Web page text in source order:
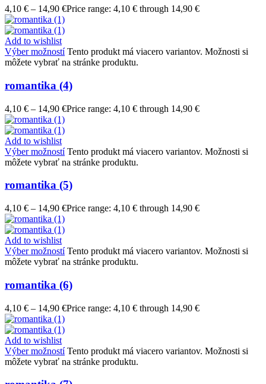
4,10 € – 14,90 €Price range: 4,10 € through 14,90 €
Add to wishlist
Výber možností Tento produkt má viacero variantov. Možnosti si
môžete vybrať na stránke produktu.
romantika (4)
4,10 € – 14,90 €Price range: 4,10 € through 14,90 €
Add to wishlist
Výber možností Tento produkt má viacero variantov. Možnosti si
môžete vybrať na stránke produktu.
romantika (5)
4,10 € – 14,90 €Price range: 4,10 € through 14,90 €
Add to wishlist
Výber možností Tento produkt má viacero variantov. Možnosti si
môžete vybrať na stránke produktu.
romantika (6)
4,10 € – 14,90 €Price range: 4,10 € through 14,90 €
Add to wishlist
Výber možností Tento produkt má viacero variantov. Možnosti si
môžete vybrať na stránke produktu.